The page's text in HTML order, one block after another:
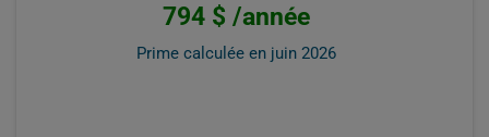
794 $ /année
Prime calculée en juin 2026